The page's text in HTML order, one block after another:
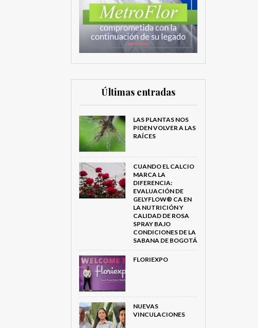
Últimas entradas
LAS PLANTAS NOS
PIDEN VOLVER A LAS
RAÍCES
CUANDO EL CALCIO
MARCA LA
DIFERENCIA:
EVALUACIÓN DE
GELYFLOW® CA EN
LA NUTRICIÓN Y
CALIDAD DE ROSA
SPRAY BAJO
CONDICIONES DE LA
SABANA DE BOGOTÁ
FLORIEXPO
NUEVAS
VINCULACIONES